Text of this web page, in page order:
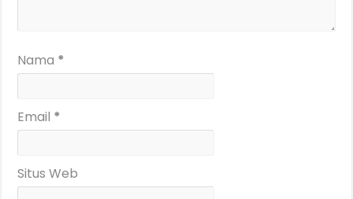
Nama *
Email *
Situs Web